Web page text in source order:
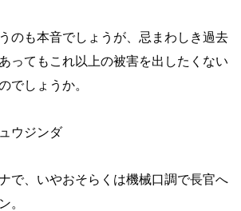
のも本音でしょうが、忌まわしき過去
ってもこれ以上の被害を出したくない
でしょうか。
ウジンダ
で、いやおそらくは機械口調で長官へ
。